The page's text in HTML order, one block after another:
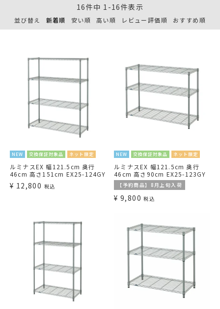
並び替え 新着順 安い順 高い順 レビュー評価順 おすすめ順
16件中 1 -16件表示
NEW 交換保証対象品 ネット限定
ルミナスEX 幅121.5cm 奥行
46cm 高さ151cm EX25-124GY
¥ 12,800 税込
NEW 交換保証対象品 ネット限定
ルミナスEX 幅121.5cm 奥行
46cm 高さ90cm EX25-123GY
【予約商品】8月上旬入荷
¥ 9,800 税込